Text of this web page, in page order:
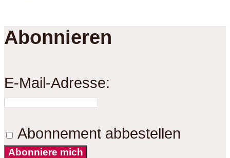
Abonnieren
E-Mail-Adresse:
Abonnement abbestellen
Abonniere mich